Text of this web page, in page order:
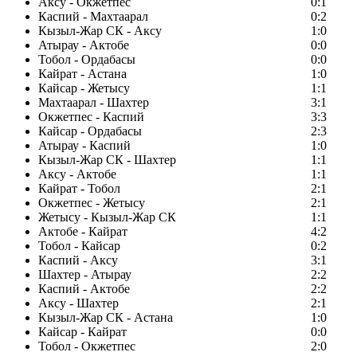
Каспий - Махтаарал
0:2
Кызыл-Жар СК - Аксу
1:0
Атырау - Актобе
0:0
Тобол - Ордабасы
0:0
Кайрат - Астана
1:0
Кайсар - Жетысу
1:1
Махтаарал - Шахтер
3:1
Окжетпес - Каспий
3:3
Кайсар - Ордабасы
2:3
Атырау - Каспий
1:0
Кызыл-Жар СК - Шахтер
1:1
Аксу - Актобе
1:1
Кайрат - Тобол
2:1
Окжетпес - Жетысу
2:1
Жетысу - Кызыл-Жар СК
1:1
Актобе - Кайрат
4:2
Тобол - Кайсар
0:2
Каспий - Аксу
3:1
Шахтер - Атырау
2:2
Каспий - Актобе
2:2
Аксу - Шахтер
2:1
Кызыл-Жар СК - Астана
1:0
Кайсар - Кайрат
0:0
Тобол - Окжетпес
2:0